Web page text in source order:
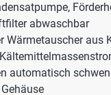
abwaschbar
Wärmetauscher aus
automatisch